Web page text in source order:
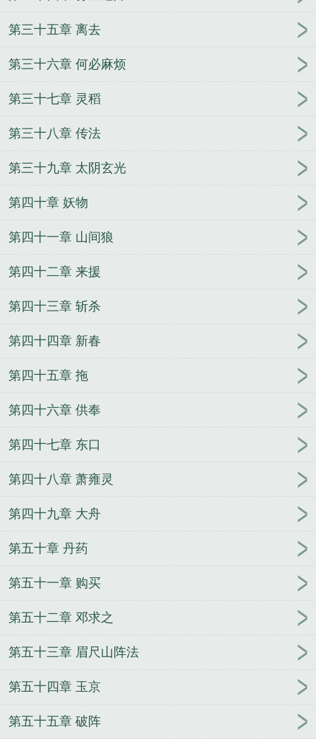
第三十五章 离去
第三十六章 何必麻烦
第三十七章 灵稻
第三十八章 传法
第三十九章 太阴玄光
第四十章 妖物
第四十一章 山间狼
第四十二章 来援
第四十三章 斩杀
第四十四章 新春
第四十五章 拖
第四十六章 供奉
第四十七章 东口
第四十八章 萧雍灵
第四十九章 大舟
第五十章 丹药
第五十一章 购买
第五十二章 邓求之
第五十三章 眉尺山阵法
第五十四章 玉京
第五十五章 破阵